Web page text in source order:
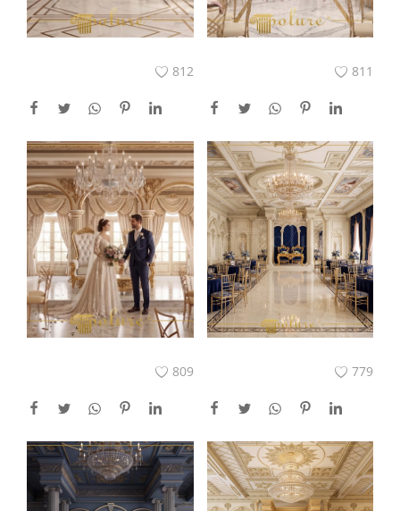
812 811
809 779